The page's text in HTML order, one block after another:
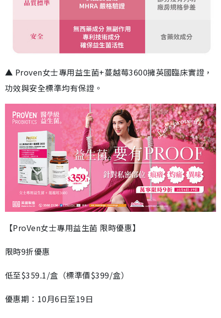
▲ Proven女士專用益生菌+蔓越莓3600擁英國臨床實證，
功效與安全標準均有保證。
【ProVen女士專用益生菌 限時優惠】
限時9折優惠
低至$359.1/盒（標準價$399/盒）
優惠期：10月6日至19日